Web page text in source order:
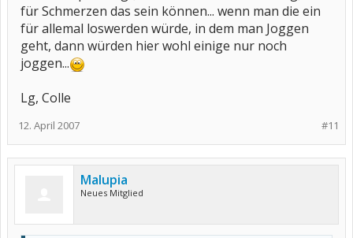
für Schmerzen das sein können... wenn man die ein
für allemal loswerden würde, in dem man Joggen
geht, dann würden hier wohl einige nur noch
joggen...
Lg, Colle
#11
12. April 2007
Malupia
Neues Mitglied